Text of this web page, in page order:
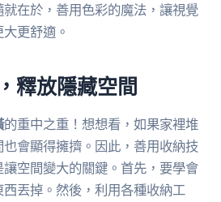
就在於，善用色彩的魔法，讓視覺
更舒適。
釋放隱藏空間
的重中之重！想想看，如果家裡堆
會顯得擁擠。因此，善用收納技
空間變大的關鍵。首先，要學會
丟掉。然後，利用各種收納工